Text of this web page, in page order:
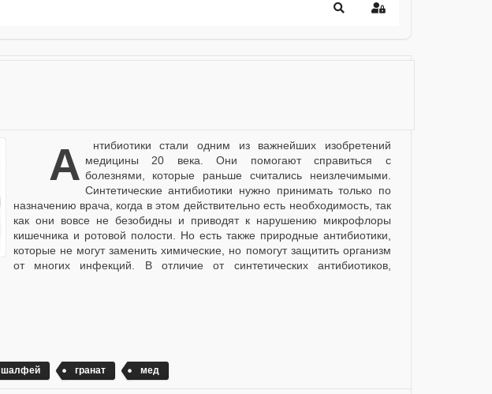
Антибиотики стали одним из важнейших изобретений медицины 20 века. Они помогают справиться с
болезнями, которые раньше считались неизлечимыми.
Синтетические антибиотики нужно принимать только по
назначению врача, когда в этом действительно есть необходимость, так
как они вовсе не безобидны и приводят к нарушению микрофлоры
кишечника и ротовой полости. Но есть также природные антибиотики,
которые не могут заменить химические, но помогут защитить организм
от многих инфекций. В отличие от синтетических антибиотиков,
шалфей гранат мед